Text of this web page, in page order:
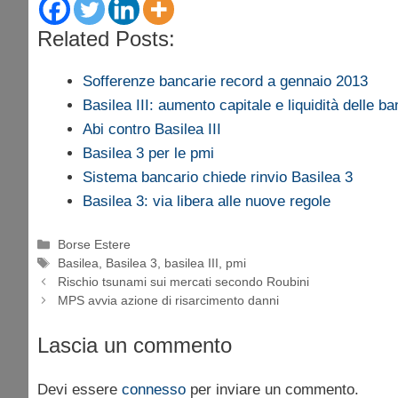
Related Posts:
Sofferenze bancarie record a gennaio 2013
Basilea III: aumento capitale e liquidità delle
Abi contro Basilea III
Basilea 3 per le pmi
Sistema bancario chiede rinvio Basilea 3
Basilea 3: via libera alle nuove regole
Categorie
Borse Estere
Tag
Basilea Basilea 3 basilea III
pmi
Rischio tsunami sui mercati secondo Roubini
MPS avvia azione di risarcimento danni
Lascia un commento
Devi essere connesso per inviare un commento.